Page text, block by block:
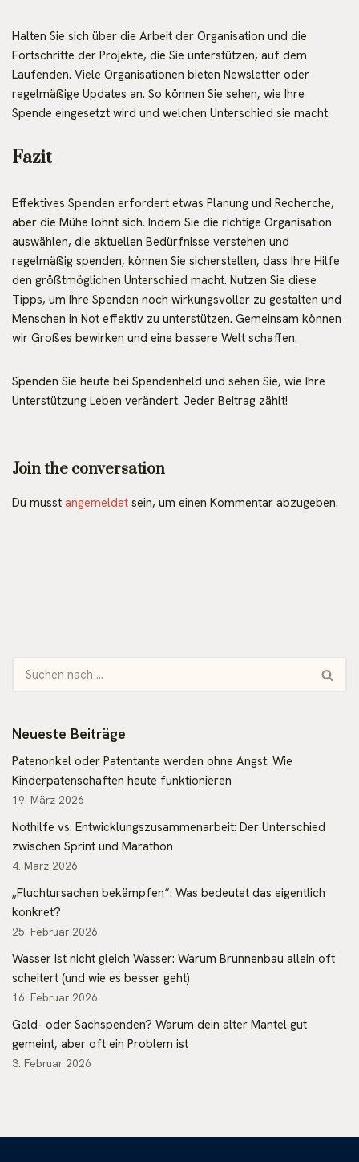
Halten Sie sich über die Arbeit der Organisation und die
Fortschritte der Projekte, die Sie unterstützen, auf dem
Laufenden. Viele Organisationen bieten Newsletter oder
regelmäßige Updates an. So können Sie sehen, wie Ihre
Spende eingesetzt wird und welchen Unterschied sie macht.
Fazit
Effektives Spenden erfordert etwas Planung und Recherche,
aber die Mühe lohnt sich. Indem Sie die richtige Organisation
auswählen, die aktuellen Bedürfnisse verstehen und
regelmäßig spenden, können Sie sicherstellen, dass Ihre Hilfe
den größtmöglichen Unterschied macht. Nutzen Sie diese
Tipps, um Ihre Spenden noch wirkungsvoller zu gestalten und
Menschen in Not effektiv zu unterstützen. Gemeinsam können
wir Großes bewirken und eine bessere Welt schaffen.
Spenden Sie heute bei Spendenheld und sehen Sie, wie Ihre
Unterstützung Leben verändert. Jeder Beitrag zählt!
Join the conversation
Du musst angemeldet sein, um einen Kommentar abzugeben.
Neueste Beiträge
Patenonkel oder Patentante werden ohne Angst: Wie
Kinderpatenschaften heute funktionieren
19. März 2026
Nothilfe vs. Entwicklungszusammenarbeit: Der Unterschied
zwischen Sprint und Marathon
4. März 2026
„Fluchtursachen bekämpfen“: Was bedeutet das eigentlich
konkret?
25. Februar 2026
Wasser ist nicht gleich Wasser: Warum Brunnenbau allein oft
scheitert (und wie es besser geht)
16. Februar 2026
Geld- oder Sachspenden? Warum dein alter Mantel gut
gemeint, aber oft ein Problem ist
3. Februar 2026